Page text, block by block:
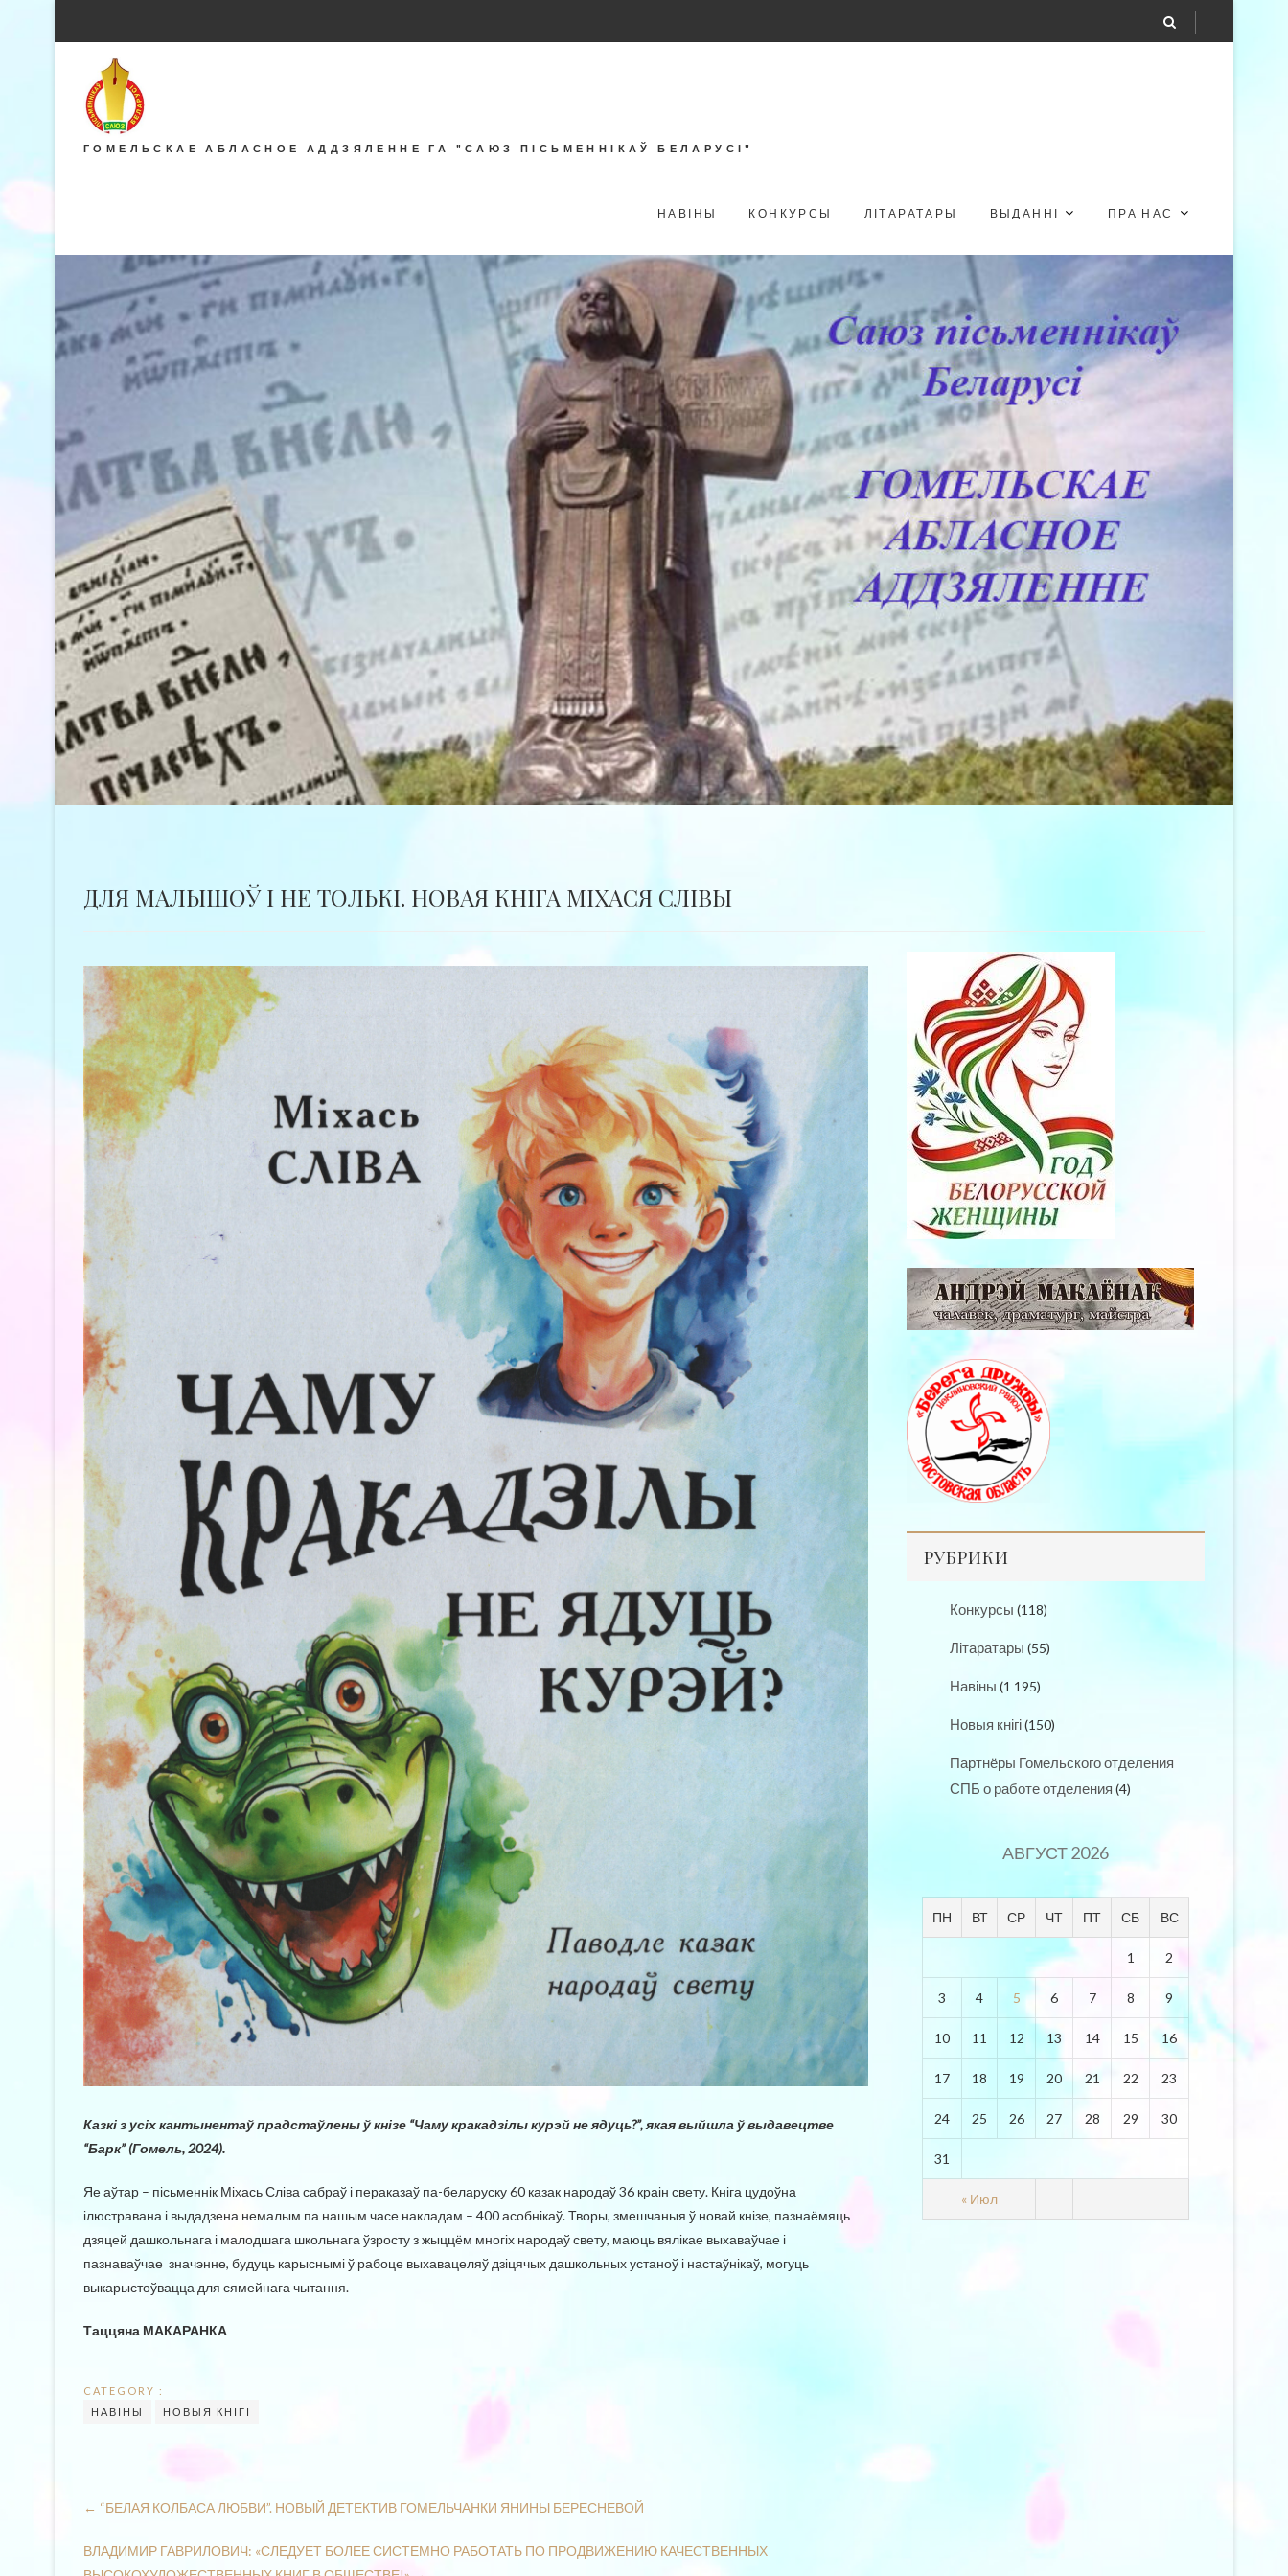
ГОМЕЛЬСКАЕ АБЛАСНОЕ АДДЗЯЛЕННЕ ГА "САЮЗ ПІСЬМЕННІКАЎ БЕЛАРУСІ"
НАВІНЫ КОНКУРСЫ ЛІТАРАТАРЫ ВЫДАННІ ПРА НАС
ДЛЯ МАЛЫШОЎ І НЕ ТОЛЬКІ. НОВАЯ КНІГА МІХАСЯ СЛІВЫ
Казкі з усіх кантынентаў прадстаўлены ў кнізе “Чаму кракадзілы курэй не ядуць?”, якая выйшла ў выдавецтве
“Барк” (Гомель, 2024).
Яе аўтар – пісьменнік Міхась Сліва сабраў і пераказаў па-беларуску 60 казак народаў 36 краін свету. Кніга цудоўна
ілюстравана і выдадзена немалым па нашым часе накладам – 400 асобнікаў. Творы, змешчаныя ў новай кнізе, пазнаёмяць
дзяцей дашкольнага і малодшага школьнага ўзросту з жыццём многіх народаў свету, маюць вялікае выхаваўчае і
пазнаваўчае значэнне, будуць карыснымі ў рабоце выхавацеляў дзіцячых дашкольных устаноў і настаўнікаў, могуць
выкарыстоўвацца для сямейнага чытання.
Таццяна МАКАРАНКА
CATEGORY :
НАВІНЫ
НОВЫЯ КНІГІ
← “БЕЛАЯ КОЛБАСА ЛЮБВИ”. НОВЫЙ ДЕТЕКТИВ ГОМЕЛЬЧАНКИ ЯНИНЫ БЕРЕСНЕВОЙ
ВЛАДИМИР ГАВРИЛОВИЧ: «СЛЕДУЕТ БОЛЕЕ СИСТЕМНО РАБОТАТЬ ПО ПРОДВИЖЕНИЮ КАЧЕСТВЕННЫХ
РУБРИКИ
Конкурсы (118)
Літаратары (55)
Навіны (1 195)
Новыя кнігі(150)
Партнёры Гомельского отделения
СПБ о работе отделения (4)
АВГУСТ 2026
ПН ВТ СР ЧТ ПТ СБ ВС
« Июл
1 2
3 4 5 6 7 8 9
10 11 12 13 14 15 16
17 18 19 20 21 22 23
24 25 26 27 28 29 30
31